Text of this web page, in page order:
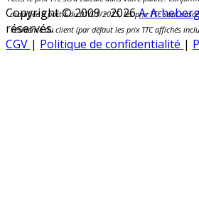
modifiée à partir du 01/01/2015, les prix TTC sont
résidence du client (par défaut les prix TTC affichés
Copyright © 2009 - 2026A-A-
réservés.
CGV | Politique de confidentialité |